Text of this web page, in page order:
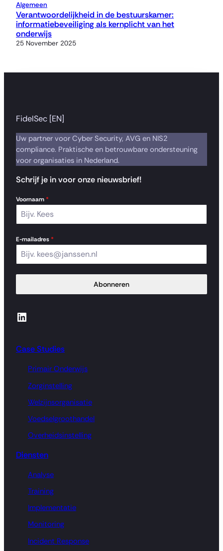
Algemeen
Verantwoordelijkheid in de bestuurskamer:
informatiebeveiliging als kernplicht van het
onderwijs
25 November 2025
FidelSec [EN]
Uw partner voor Cyber Security, AVG en NIS2
compliance. Praktische en betrouwbare ondersteuning
voor organisaties in Nederland.
Schrijf je in voor onze nieuwsbrief!
Voornaam *
E-mailadres *
Abonneren
LinkedIn
Case Studies
Primair Onderwijs
Zorginstelling
Welzijnsorganisatie
Voedselgroothandel
Overheidsinstelling
Diensten
Analyse
Training
Implementatie
Monitoring
Incident Response